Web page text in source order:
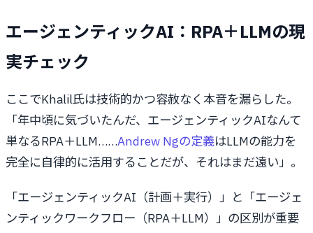
エージェンティックAI：RPA＋LLMの現
実チェック
ここでKhalil氏は技術的かつ容赦なく本音を漏らした。
「年中頃に気づいたんだ、エージェンティックAIなんて
単なるRPA＋LLM……Andrew Ngの定義はLLMの能力を
完全に自律的に活用することだが、それはまだ遠い」。
「エージェンティックAI（計画＋実行）」と「エージェ
ンティックワークフロー（RPA＋LLM）」の区別が重要